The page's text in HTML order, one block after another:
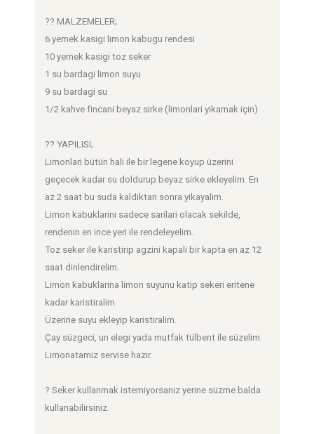
?? MALZEMELER;
6 yemek kasigi limon kabugu rendesi
10 yemek kasigi toz seker
1 su bardagi limon suyu
9 su bardagi su
1/2 kahve fincani beyaz sirke (limonlari yikamak için)
?? YAPILISI;
Limonlari bütün hali ile bir legene koyup üzerini
geçecek kadar su doldurup beyaz sirke ekleyelim. En
az 2 saat bu suda kaldiktan sonra yikayalim.
Limon kabuklarini sadece sarilari olacak sekilde,
rendenin en ince yeri ile rendeleyelim.
Toz seker ile karistirip agzini kapali bir kapta en az 12
saat dinlendirelim.
Limon kabuklarina limon suyunu katip sekeri eritene
kadar karistiralim.
Üzerine suyu ekleyip karistiralim.
Çay süzgeci, un elegi yada mutfak tülbent ile süzelim.
Limonatamiz servise hazir.
? Seker kullanmak istemiyorsaniz yerine süzme balda
kullanabilirsiniz.